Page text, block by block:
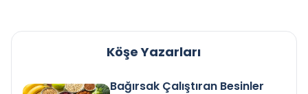
Köşe Yazarları
Bağırsak Çalıştıran Besinler